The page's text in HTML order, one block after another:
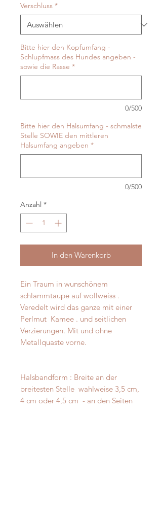
Verschluss *
Bitte hier den Kopfumfang -
Schlupfmass des Hundes angeben -
sowie die Rasse *
0/500
Bitte hier den Halsumfang - schmalste
Stelle SOWIE den mittleren
Halsumfang angeben *
0/500
Anzahl *
In den Warenkorb
Ein Traum in wunschönem
schlammtaupe auf wollweiss .
Veredelt wird das ganze mit einer
Perlmut  Kamee . und seitlichen
Verzierungen. Mit und ohne
Metallquaste vorne.
Halsbandform : Breite an der
breitesten Stelle  wahlweise 3,5 cm,
4 cm oder 4,5 cm  - an den Seiten